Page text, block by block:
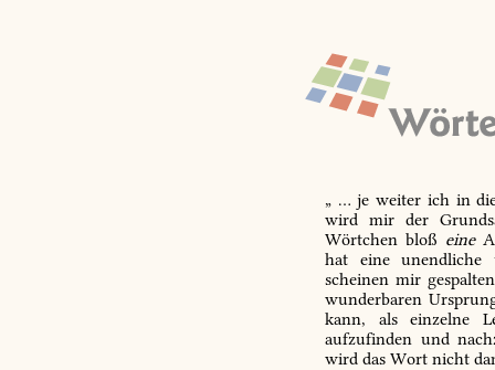
„ … je weiter ich in
wird mir der
Wörtchen bloß eine
hat eine unendliche
scheinen mir
wunderbaren
kann, als einzelne
aufzufinden und
wird das Wort nicht